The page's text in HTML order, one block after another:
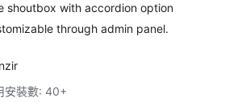
shoutbox with accordion option
through admin panel.
安裝數: 40+